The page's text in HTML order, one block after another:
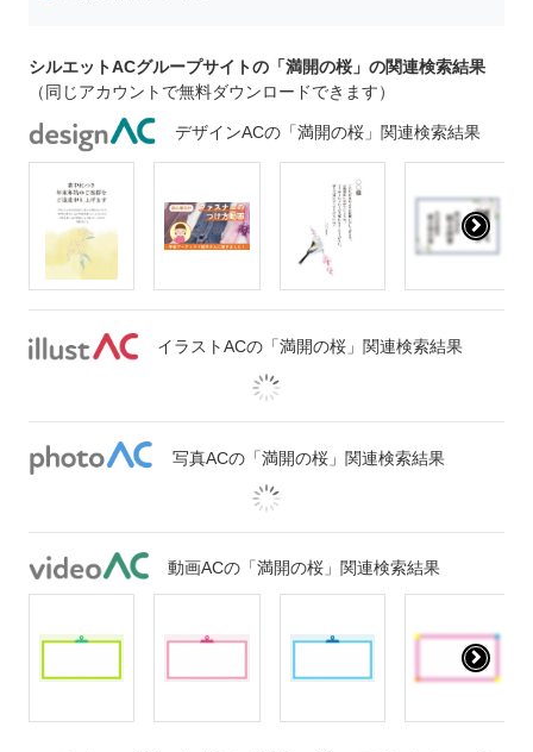
シルエットACグループサイトの「満開の桜」の関連検索結果
（同じアカウントで無料ダウンロードできます）
デザインACの「満開の桜」関連検索結果
イラストACの「満開の桜」関連検索結果
写真ACの「満開の桜」関連検索結果
動画ACの「満開の桜」関連検索結果